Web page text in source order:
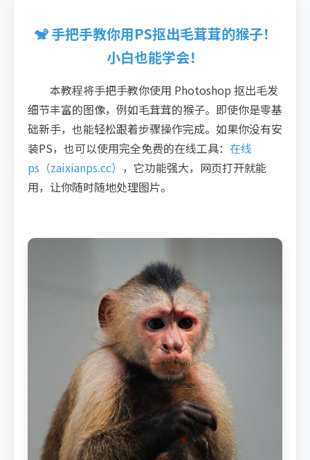
🐒 手把手教你用PS抠出毛茸茸的猴子！
小白也能学会！
本教程将手把手教你使用 Photoshop 抠出毛发
细节丰富的图像，例如毛茸茸的猴子。即使你是零基
础新手，也能轻松跟着步骤操作完成。如果你没有安
装PS，也可以使用完全免费的在线工具： 在线
ps（zaixianps.cc） ，它功能强大，网页打开就能
用，让你随时随地处理图片。